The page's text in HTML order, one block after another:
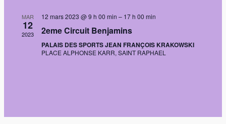
MAR
12
2023
12 mars 2023 @ 9 h 00 min – 17 h 00 min
2eme Circuit Benjamins
PALAIS DES SPORTS JEAN FRANÇOIS KRAKOWSKI
PLACE ALPHONSE KARR, SAINT RAPHAEL